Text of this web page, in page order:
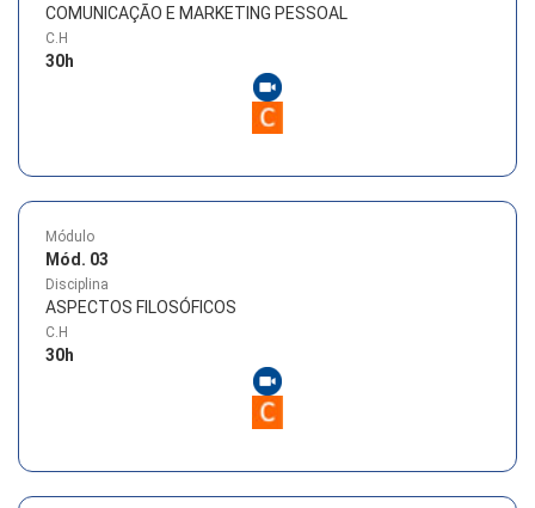
COMUNICAÇÃO E MARKETING PESSOAL
C.H
30h
Módulo
Mód. 03
Disciplina
ASPECTOS FILOSÓFICOS
C.H
30h